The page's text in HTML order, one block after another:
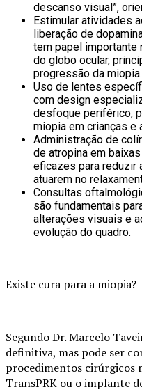
descanso visual”,
Estimular atividades
liberação de
tem papel importante
do globo ocular,
progressão da miopia.
Uso de lentes
com design
desfoque periférico,
miopia em crianças e
Administração de
de atropina em
eficazes para reduzir
atuarem no
Consultas
são fundamentais
alterações visuais e
evolução do quadro.
Existe cura para a miopia?
Segundo Dr. Marcelo
definitiva, mas pode ser
procedimentos cirúrgicos
TransPRK ou o implante